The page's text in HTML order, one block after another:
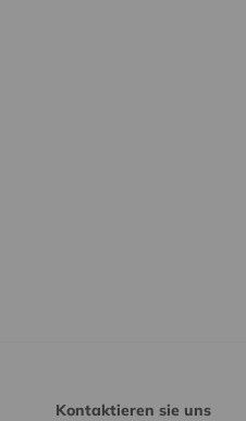
Kontaktieren sie uns